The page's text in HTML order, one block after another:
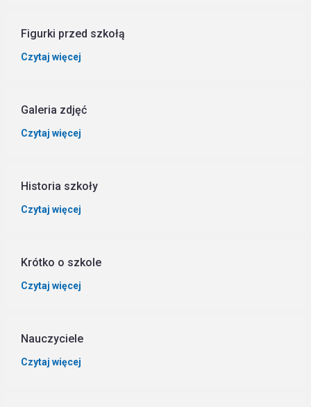
Figurki przed szkołą
Czytaj więcej
Galeria zdjęć
Czytaj więcej
Historia szkoły
Czytaj więcej
Krótko o szkole
Czytaj więcej
Nauczyciele
Czytaj więcej